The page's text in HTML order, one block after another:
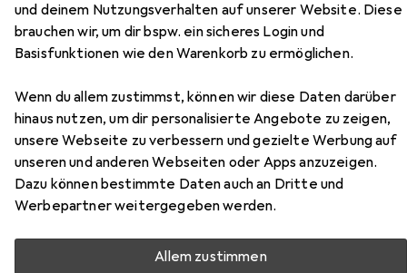
und deinem Nutzungsverhalten auf unserer Website. Diese
brauchen wir, um dir bspw. ein sicheres Login und
Basisfunktionen wie den Warenkorb zu ermöglichen.
Wenn du allem zustimmst, können wir diese Daten darüber
hinaus nutzen, um dir personalisierte Angebote zu zeigen,
unsere Webseite zu verbessern und gezielte Werbung auf
unseren und anderen Webseiten oder Apps anzuzeigen.
Dazu können bestimmte Daten auch an Dritte und
Werbepartner weitergegeben werden.
Allem zustimmen
Zubehör für Wtb Silverado
Cromoly Narrow
Hier findest du passendes Zubehör zum Produkt Wtb
Silverado Cromoly Narrow aus den Kategorien Velotasche
und Velosattel Zubehör.